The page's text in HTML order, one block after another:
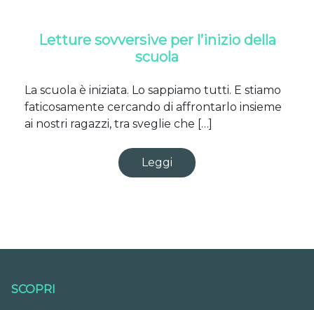
Letture sovversive per l’inizio della
scuola
La scuola è iniziata. Lo sappiamo tutti. E stiamo
faticosamente cercando di affrontarlo insieme
ai nostri ragazzi, tra sveglie che […]
Leggi
SCOPRI